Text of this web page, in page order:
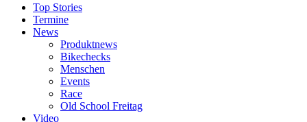
Top Stories
Termine
News
Produktnews
Bikechecks
Menschen
Events
Race
Old School Freitag
Video